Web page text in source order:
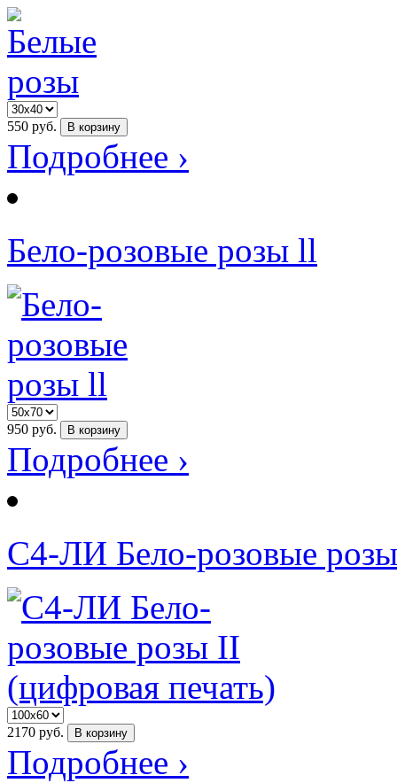
550 руб. В корзину
Подробнее ›
Бело-розовые розы ll
950 руб. В корзину
Подробнее ›
С4-ЛИ Бело-розовые
2170 руб. В корзину
Подробнее ›